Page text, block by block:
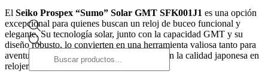
Búsqueda
de
productos
El Seiko Prospex “Sumo” Solar GMT SFK001J1 es una opción
excepcional para quienes buscan un reloj de buceo funcional y
elegante. Su tecnología solar, junto con la capacidad GMT y su
diseño robusto, lo convierten en una herramienta valiosa tanto para
aventureros como para aquellos que aprecian la calidad japonesa en
relojería.